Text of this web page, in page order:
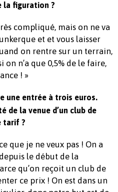
la figuration ?
compliqué, mais on ne va
et et vous laisser
on rentre sur un terrain,
on n’a que 0,5% de le faire,
! »
une entrée à trois euros.
de la venue d’un club de
tarif ?
que je ne veux pas ! On a
le début de la
qu’on reçoit un club de
ce prix ! On est dans un